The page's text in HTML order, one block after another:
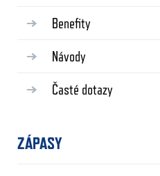
Benefity
Návody
Časté dotazy
ZÁPASY